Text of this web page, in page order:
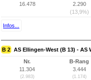
16.478
2.290
(13,9%)
Infos...
B 2 AS Ellingen-West (B 13) - AS
Nr.
11.304
(2.983)
B-Rang
3.444
(1.174)